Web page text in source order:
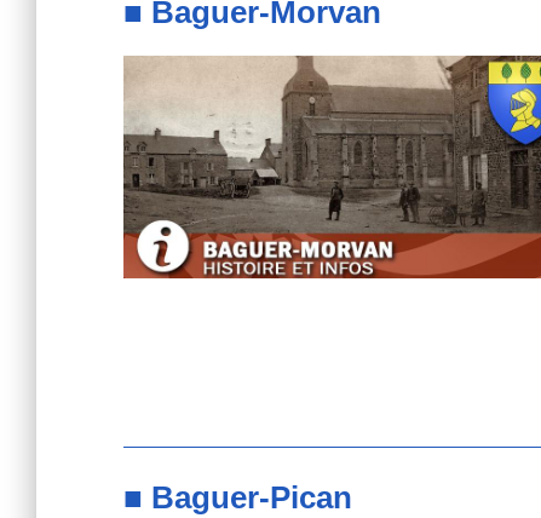
■ Baguer-Morvan
■ Baguer-Pican